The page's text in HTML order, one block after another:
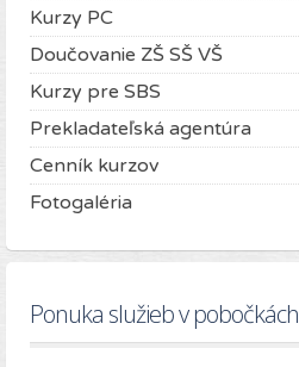
Kurzy PC
Doučovanie ZŠ SŠ VŠ
Kurzy pre SBS
Prekladateľská agentúra
Cenník kurzov
Fotogaléria
Ponuka služieb v pobočkách